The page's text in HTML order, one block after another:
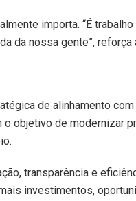
importa. “É trabalho
da nossa gente”, reforça
de alinhamento
objetivo de modernizar
transparência e
investimentos,